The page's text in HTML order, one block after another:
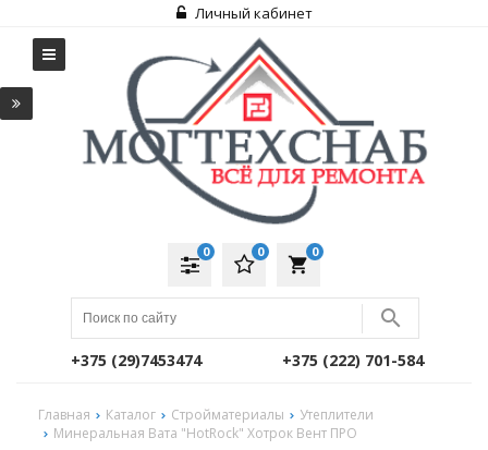
Личный кабинет
local_grocery_store
0
0
0
+375 (29)7453474 +375 (222) 701-584
Главная Каталог Стройматериалы
Утеплители
Минеральная Вата "HotRock" Хотрок Вент ПРО